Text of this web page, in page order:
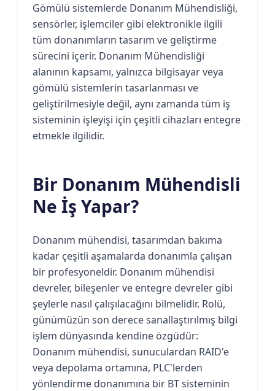
Gömülü sistemlerde Donanım Mühendisliği,
sensörler, işlemciler gibi elektronikle ilgili
tüm donanımların tasarım ve geliştirme
sürecini içerir. Donanım Mühendisliği
alanının kapsamı, yalnızca bilgisayar veya
gömülü sistemlerin tasarlanması ve
geliştirilmesiyle değil, aynı zamanda tüm iş
sisteminin işleyişi için çeşitli cihazları entegre
etmekle ilgilidir.
Bir Donanım Mühendisli
Ne İş Yapar?
Donanım mühendisi, tasarımdan bakıma
kadar çeşitli aşamalarda donanımla çalışan
bir profesyoneldir. Donanım mühendisi
devreler, bileşenler ve entegre devreler gibi
şeylerle nasıl çalışılacağını bilmelidir. Rolü,
günümüzün son derece sanallaştırılmış bilgi
işlem dünyasında kendine özgüdür:
Donanım mühendisi, sunuculardan RAID'e
veya depolama ortamına, PLC'lerden
yönlendirme donanımına bir BT sisteminin